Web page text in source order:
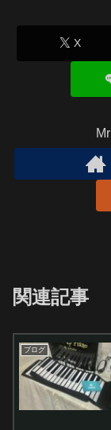
X
関連記事
ブログ